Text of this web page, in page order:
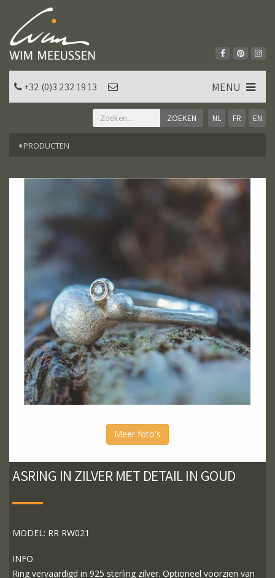
NL FR EN
+32 (0)3 232 19 13 MENU
PRODUCTEN
Meer foto's
ASRING IN ZILVER MET DETAIL IN GOUD
MODEL: RR RW021
INFO
Ring vervaardigd in 925 sterling zilver. Optioneel voorzien van